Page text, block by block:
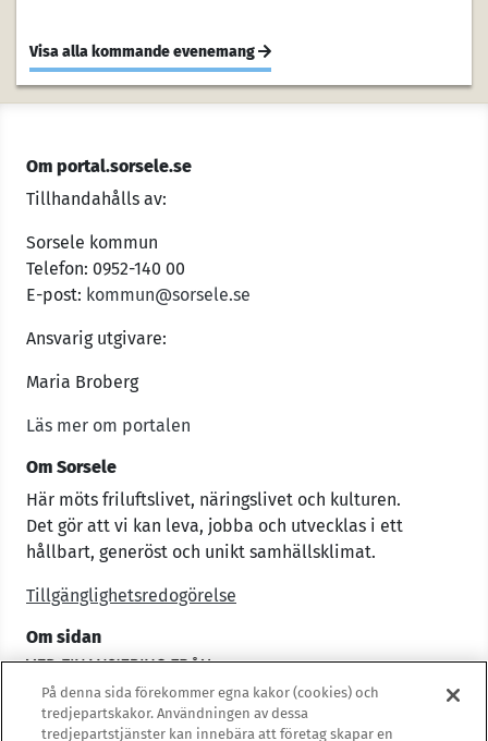
Visa alla kommande evenemang
Om portal.sorsele.se
Tillhandahålls av:
Sorsele kommun
Telefon: 0952-140 00
E-post: kommun@sorsele.se
Ansvarig utgivare:
Maria Broberg
Läs mer om portalen
Om Sorsele
Här möts friluftslivet, näringslivet och kulturen.
Det gör att vi kan leva, jobba och utvecklas i ett
hållbart, generöst och unikt samhällsklimat.
Tillgänglighetsredogörelse
Om sidan
På denna sida förekommer egna kakor (cookies) och
tredjepartskakor. Användningen av dessa
tredjepartstjänster kan innebära att företag skapar en